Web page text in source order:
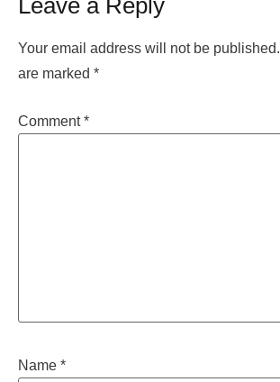
Leave a Reply
Your email address will not be published.
are marked *
Comment*
Name *